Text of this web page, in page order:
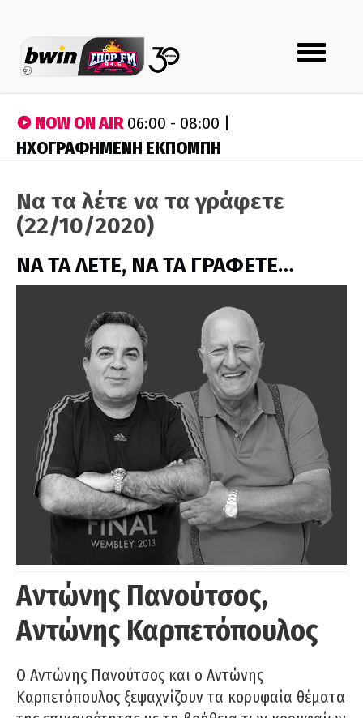
Toggle
navigation
NOW ON AIR06:00 - 08:00 |
ΗΧΟΓΡΑΦΗΜΕΝΗ ΕΚΠΟΜΠΗ
Να τα λέτε να τα γράφετε
(22/10/2020)
ΝΑ ΤΑ ΛΕΤΕ, ΝΑ ΤΑ ΓΡΑΦΕΤΕ…
Αντώνης Πανούτσος,
Αντώνης Καρπετόπουλος
Ο Αντώνης Πανούτσος και ο Αντώνης
Καρπετόπουλος ξεψαχνίζουν τα κορυφαία θέματα